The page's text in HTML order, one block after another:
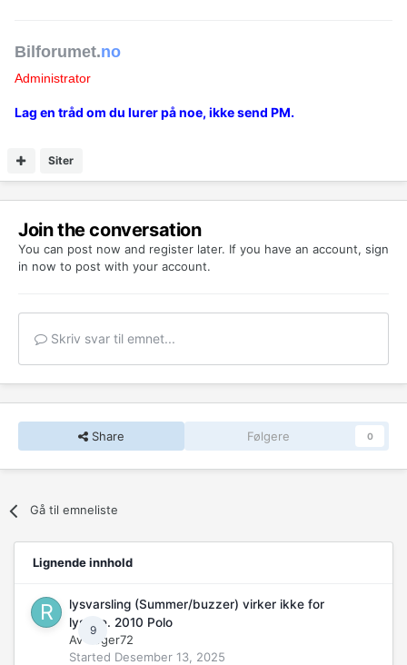
Siter
Bilforumet.no
Administrator
Lag en tråd om du lurer på noe, ikke send PM.
Join the conversation
You can post now and register later. If you have an account, sign
in now to post with your account.
Skriv svar til emnet...
Share Følgere 0
Gå til emneliste
Lignende innhold
9
lysvarsling (Summer/buzzer) virker ikke for
lysene. 2010 Polo
Av
Roger72
Started Desember 13, 2025